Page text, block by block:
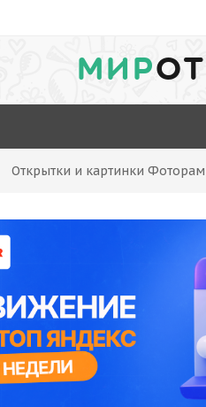
МИР
Открытки и картинки